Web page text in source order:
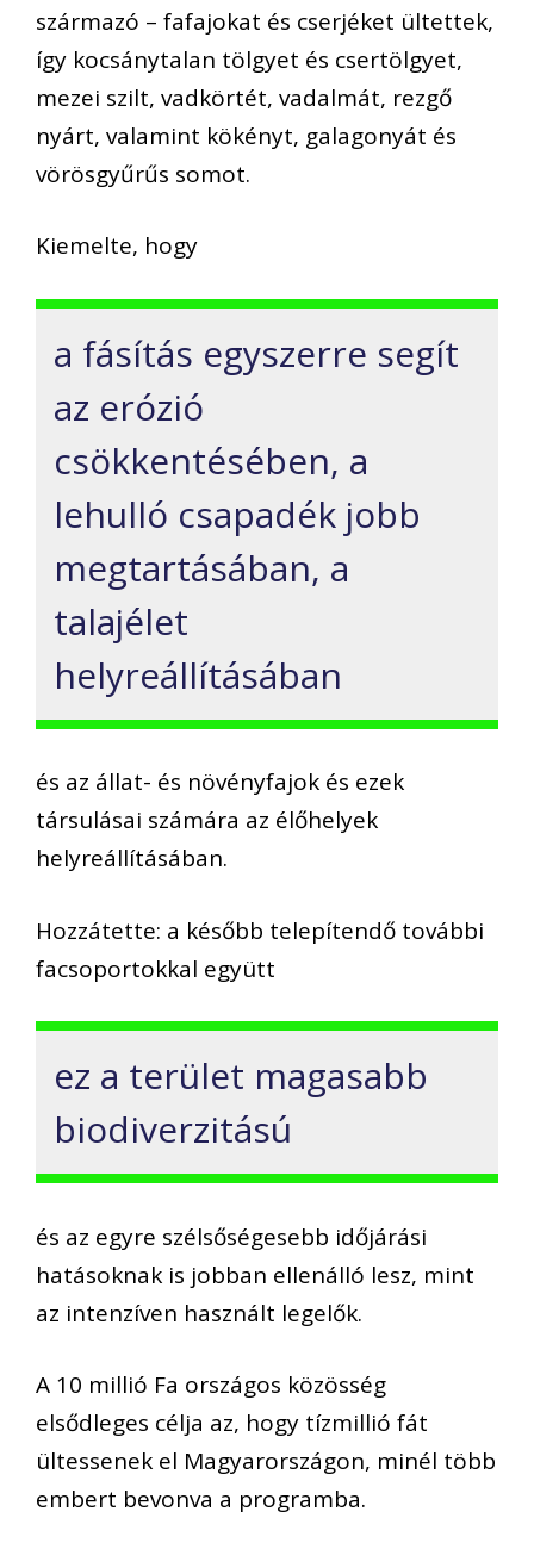
származó – fafajokat és cserjéket ültettek,
így kocsánytalan tölgyet és csertölgyet,
mezei szilt, vadkörtét, vadalmát, rezgő
nyárt, valamint kökényt, galagonyát és
vörösgyűrűs somot.
Kiemelte, hogy
a fásítás egyszerre segít
az erózió
csökkentésében, a
lehulló csapadék jobb
megtartásában, a
talajélet
helyreállításában
és az állat- és növényfajok és ezek
társulásai számára az élőhelyek
helyreállításában.
Hozzátette: a később telepítendő további
facsoportokkal együtt
ez a terület magasabb
biodiverzitású
és az egyre szélsőségesebb időjárási
hatásoknak is jobban ellenálló lesz, mint
az intenzíven használt legelők.
A 10 millió Fa országos közösség
elsődleges célja az, hogy tízmillió fát
ültessenek el Magyarországon, minél több
embert bevonva a programba.